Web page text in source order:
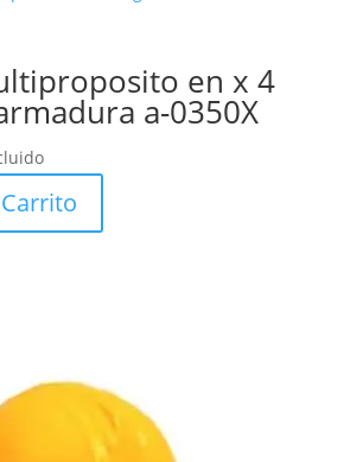
en x 4
a-0350X